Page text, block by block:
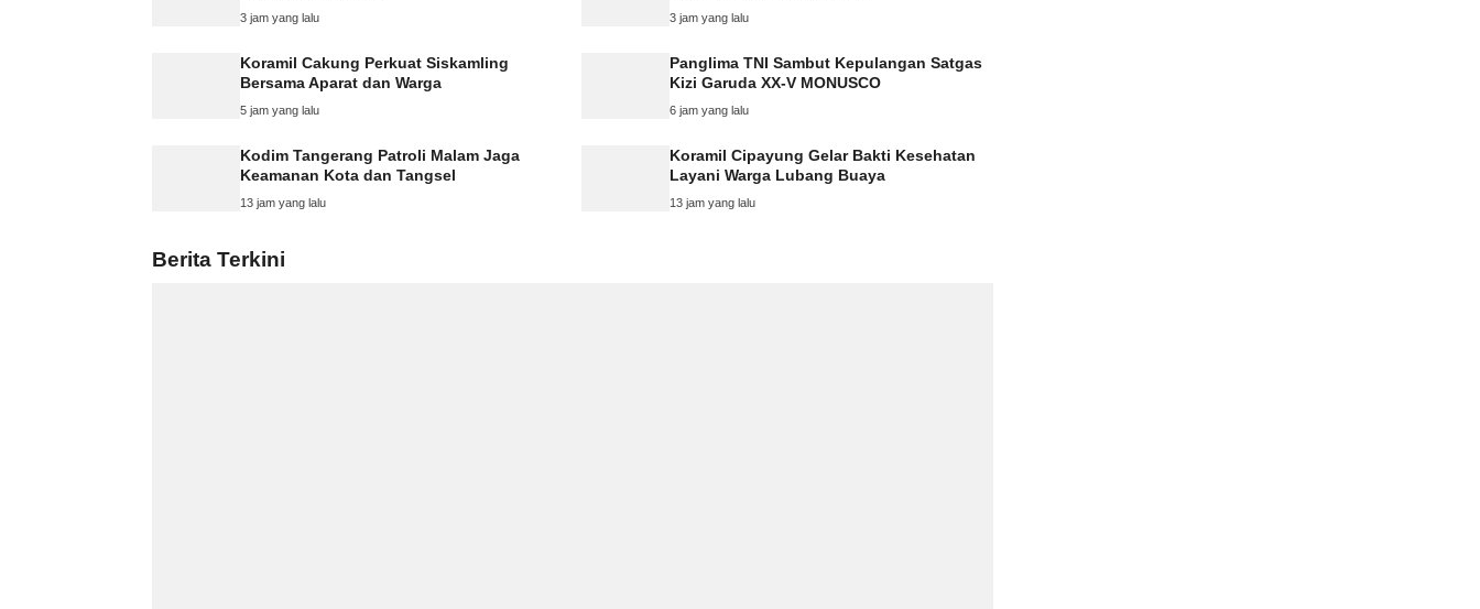
3 jam yang lalu 3 jam yang lalu
Koramil Cakung Perkuat Siskamling
Bersama Aparat dan Warga
5 jam yang lalu
Panglima TNI Sambut Kepulangan Satgas
Kizi Garuda XX-V MONUSCO
6 jam yang lalu
Kodim Tangerang Patroli Malam Jaga
Keamanan Kota dan Tangsel
13 jam yang lalu
Koramil Cipayung Gelar Bakti Kesehatan
Layani Warga Lubang Buaya
13 jam yang lalu
Berita Terkini